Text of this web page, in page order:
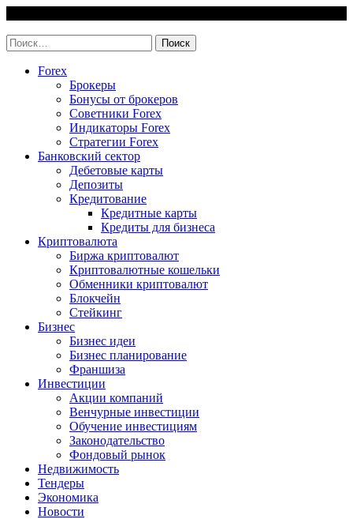
content
Найти:
Forex
Брокеры
Бонусы от брокеров
Советники Forex
Индикаторы Forex
Стратегии Forex
Банковский сектор
Дебетовые карты
Депозиты
Кредитование
Кредитные карты
Кредиты для бизнеса
Криптовалюта
Биржа криптовалют
Криптовалютные кошельки
Обменники криптовалют
Блокчейн
Стейкинг
Бизнес
Бизнес идеи
Бизнес планирование
Франшиза
Инвестиции
Акции компаний
Венчурные инвестиции
Обучение инвестициям
Законодательство
Фондовый рынок
Недвижимость
Тендеры
Экономика
Новости